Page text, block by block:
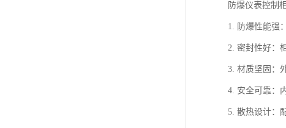
防爆仪表控制
1. 防爆性能强
2. 密封性好：
3. 材质坚固：
4. 安全可靠：
5. 散热设计：